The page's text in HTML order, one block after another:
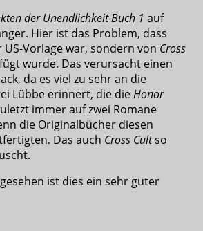
der Unendlichkeit Buch 1 auf
Hier ist das Problem, dass
Vorlage war, sondern von Cross
wurde. Das verursacht einen
da es viel zu sehr an die
Lübbe erinnert, die dieHonor
immer auf zwei Romane
die Originalbücher diesen
Das auch Cross Cultso
ist dies ein sehr guter